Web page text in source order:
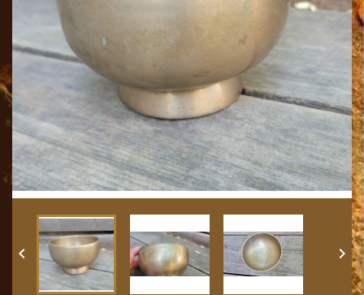
 